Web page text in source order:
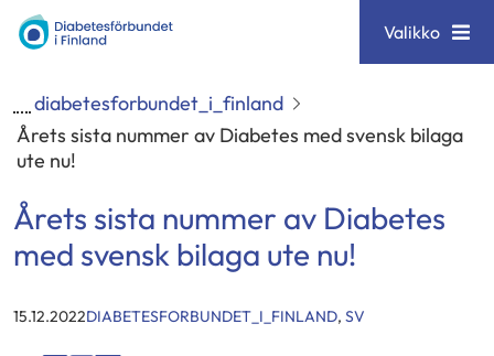
Siirry
sisältöön
Diabetesförbundet Valikko
diabetesforbundet_i_finland
Årets sista nummer av Diabetes med svensk bilaga
ute nu!
Årets sista nummer av Diabetes
med svensk bilaga ute nu!
15.12.2022KATEGORIER:
DIABETESFORBUNDET_I_FINLAND, SV